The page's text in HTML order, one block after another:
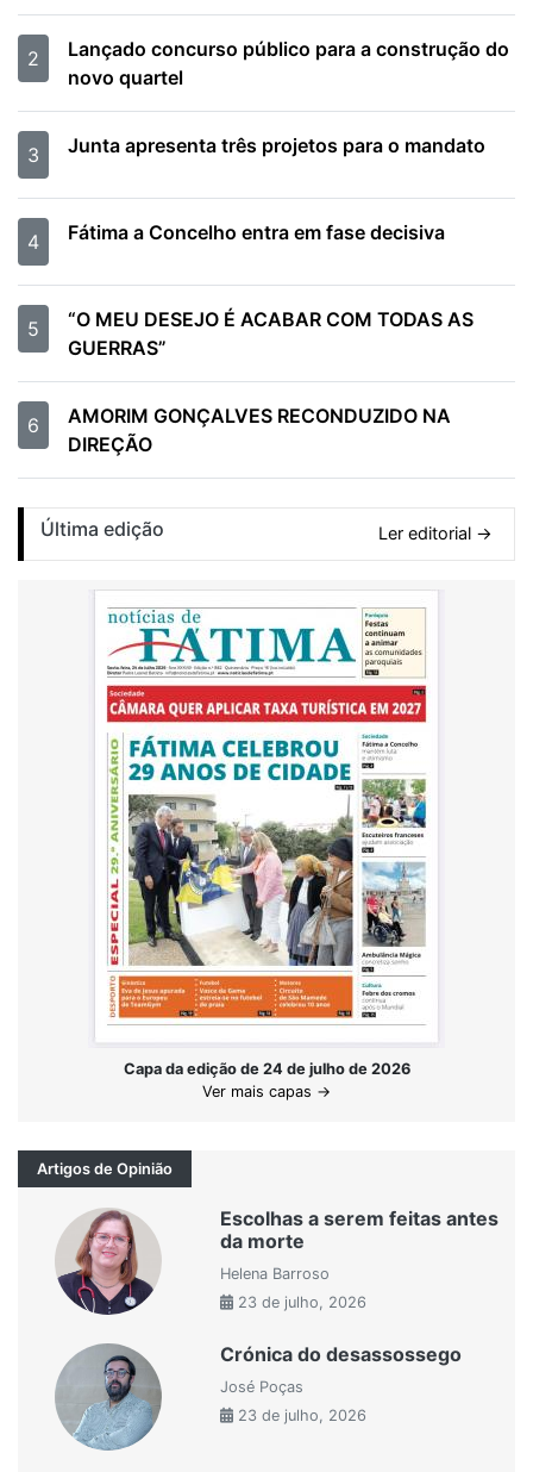
2
Lançado concurso público para a construção do
novo quartel
3 Junta apresenta três projetos para o mandato
4 Fátima a Concelho entra em fase decisiva
5
“O MEU DESEJO É ACABAR COM TODAS AS
GUERRAS”
6
AMORIM GONÇALVES RECONDUZIDO NA
DIREÇÃO
Última edição Ler editorial →
Capa da edição de 24 de julho de 2026
Ver mais capas →
Artigos de Opinião
Escolhas a serem feitas antes
da morte
Helena Barroso
23 de julho, 2026
Crónica do desassossego
José Poças
23 de julho, 2026